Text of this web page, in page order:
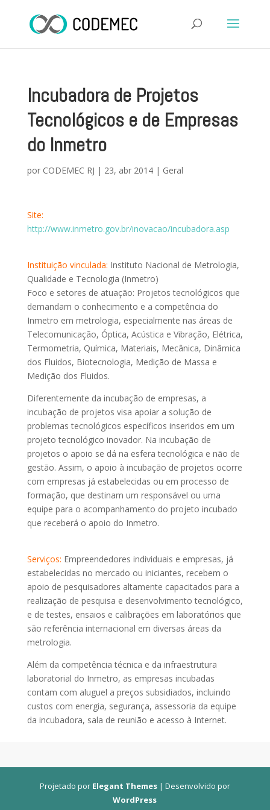
Incubadora de Projetos
Tecnológicos e de Empresas
do Inmetro
por CODEMEC RJ | 23, abr 2014| Geral
Site:
http://www.inmetro.gov.br/inovacao/incubadora.asp
Instituição vinculada: Instituto Nacional de Metrologia,
Qualidade e Tecnologia (Inmetro)
Foco e setores de atuação: Projetos tecnológicos que
demandam o conhecimento e a competência do
Inmetro em metrologia, especialmente nas áreas de
Telecomunicação, Óptica, Acústica e Vibração, Elétrica,
Termometria, Química, Materiais, Mecânica, Dinâmica
dos Fluidos, Biotecnologia, Medição de Massa e
Medição dos Fluidos.
Diferentemente da incubação de empresas, a
incubação de projetos visa apoiar a solução de
problemas tecnológicos específicos inseridos em um
projeto tecnológico inovador. Na incubação de
projetos o apoio se dá na esfera tecnológica e não de
gestão. Assim, o apoio à incubação de projetos ocorre
com empresas já estabelecidas ou em processo de
formação, que destinam um responsável ou uma
equipe para o acompanhamento do projeto incubado
que receberá o apoio do Inmetro.
Serviços: Empreendedores individuais e empresas, já
estabelecidas no mercado ou iniciantes, recebem o
apoio de pesquisadores altamente capacitados para a
realização de pesquisa e desenvolvimento tecnológico,
e de testes, ensaios e calibrações em laboratórios que
são referência internacional em diversas áreas da
metrologia.
Além da competência técnica e da infraestrutura
laboratorial do Inmetro, as empresas incubadas
contam com aluguel a preços subsidiados, incluindo
custos com energia, segurança, assessoria da equipe
da incubadora, sala de reunião e acesso à Internet.
Projetado por Elegant Themes| Desenvolvido por
WordPress